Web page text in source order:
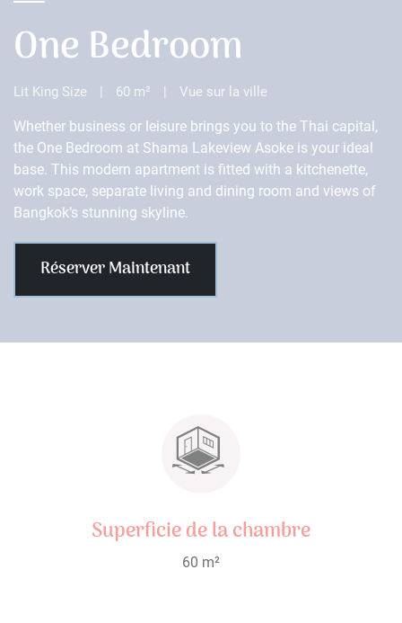
One Bedroom
Lit King Size | 60 m² | Vue sur la ville
Whether business or leisure brings you to the Thai capital,
the One Bedroom at Shama Lakeview Asoke is your ideal
base. This modern apartment is fitted with a kitchenette,
work space, separate living and dining room and views of
Bangkok’s stunning skyline.
Réserver Maintenant
Superficie de la chambre
60 m²